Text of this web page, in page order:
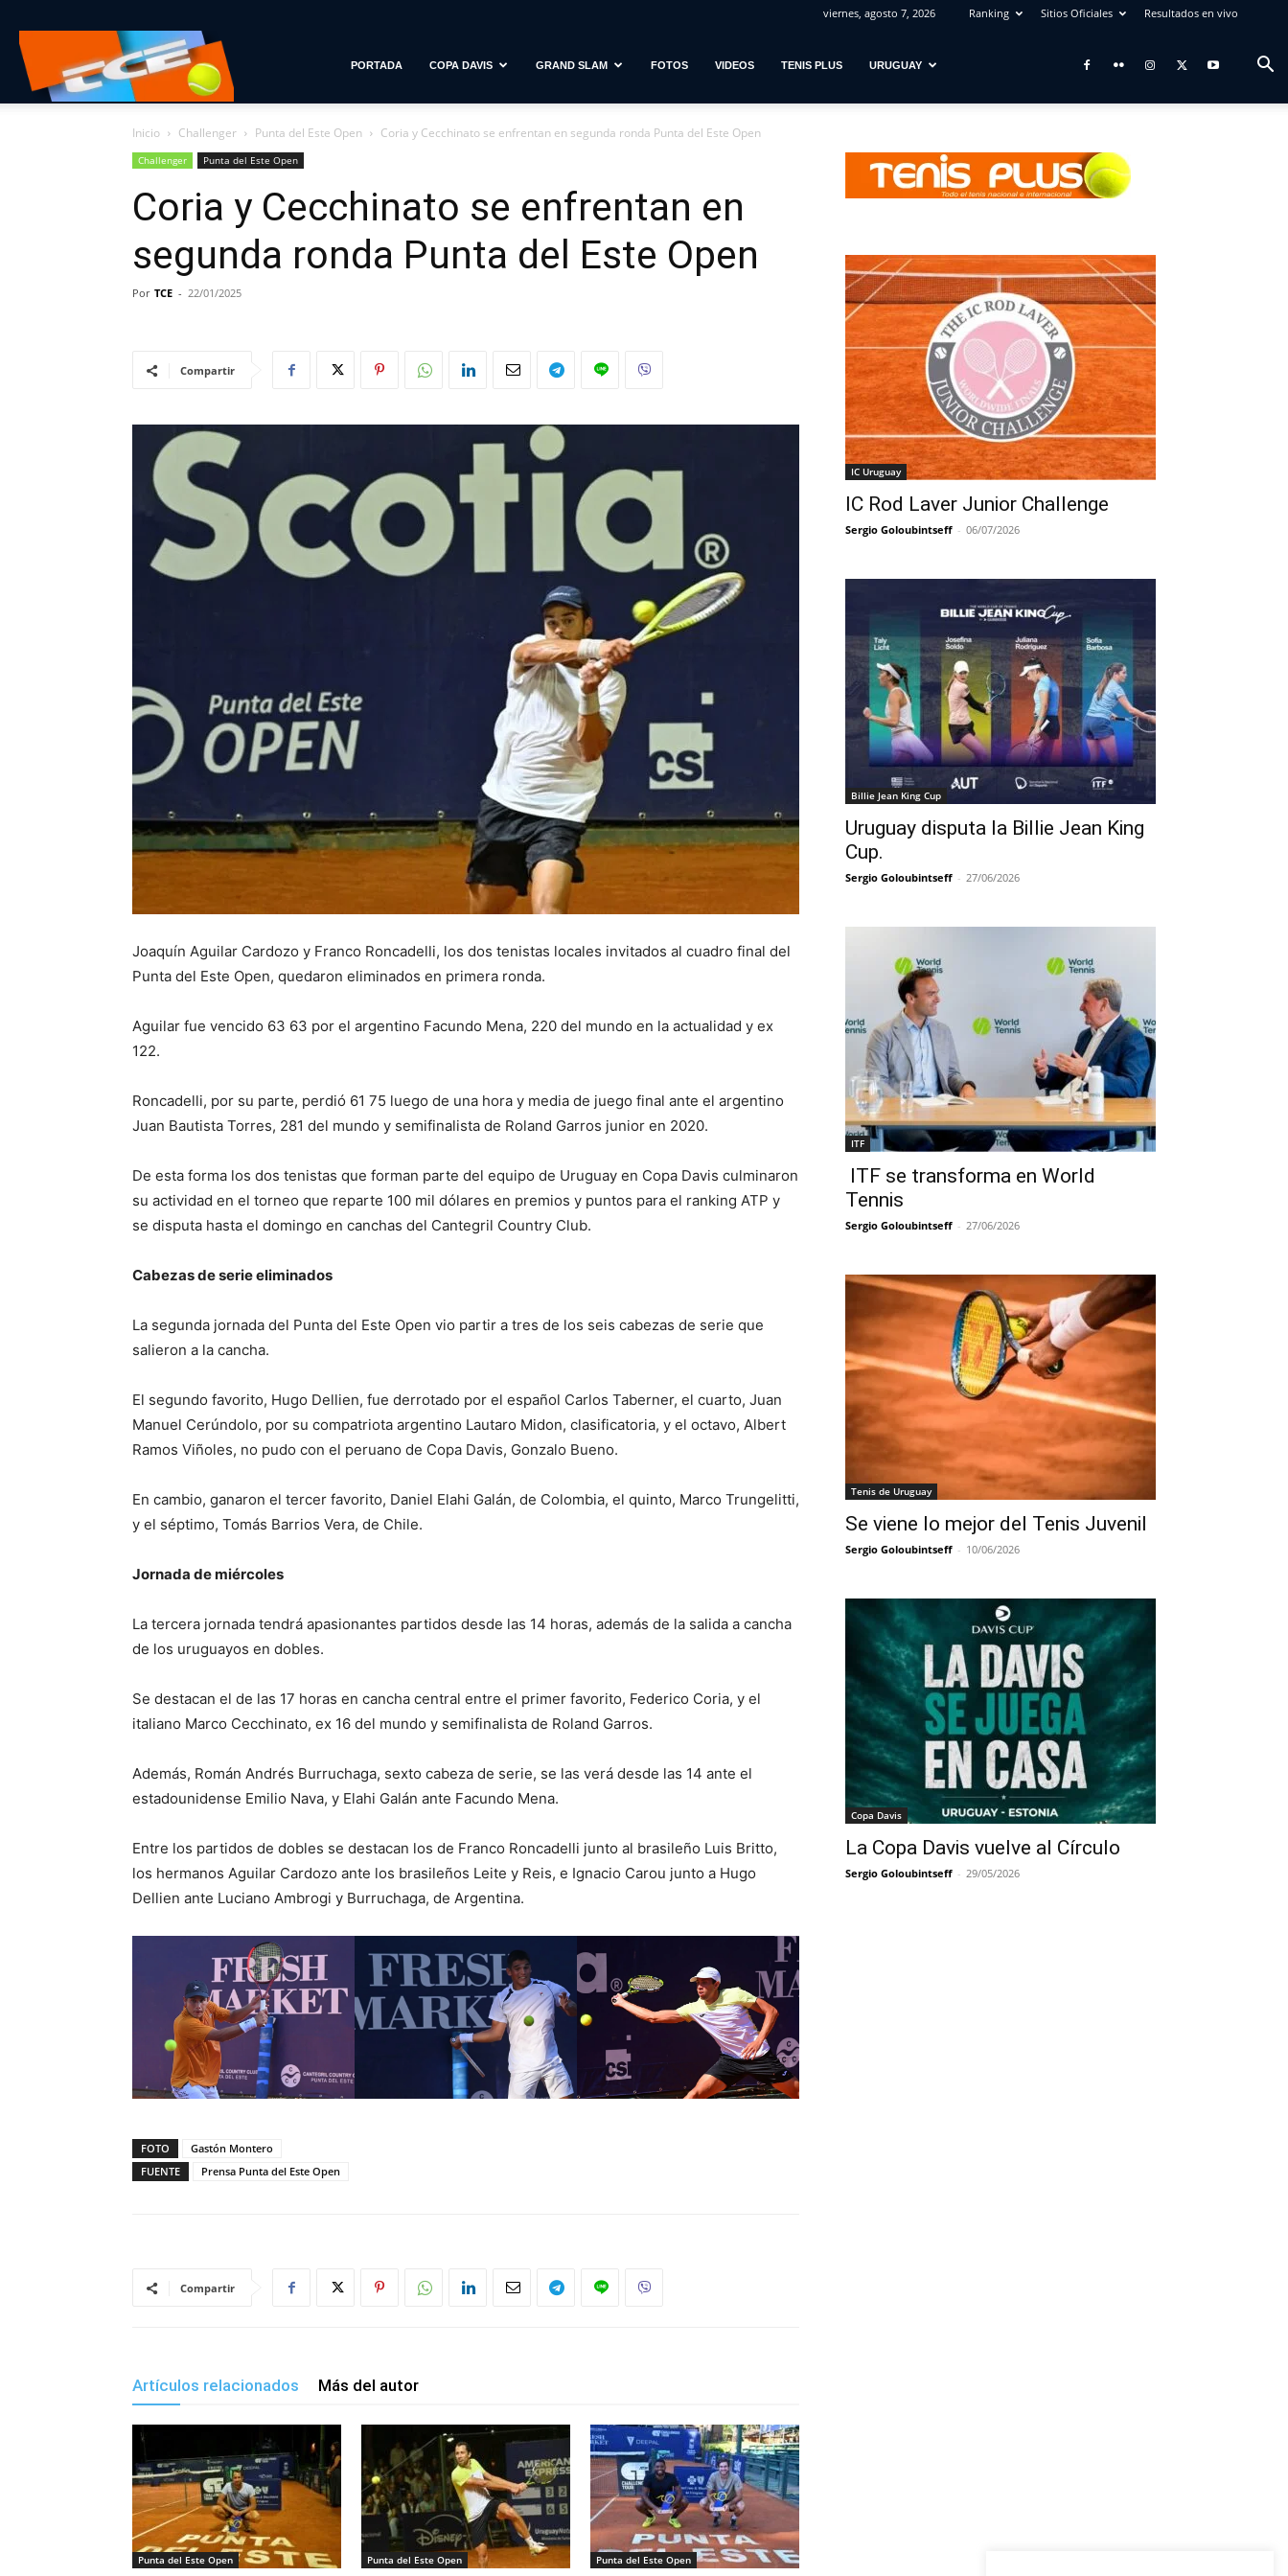
viernes, agosto 7, 2026 Ranking Sitios Oficiales Resultados en vivo
con
Estilo
PORTADA COPA DAVIS GRAND SLAM FOTOS VIDEOS TENIS PLUS URUGUAY
Inicio Challenger Punta del Este Open Coria y Cecchinato se enfrentan en segunda ronda Punta del Este Open
Challenger Punta del Este Open
Coria y Cecchinato se enfrentan en
segunda ronda Punta del Este Open
Por TCE - 22/01/2025
Compartir
Joaquín Aguilar Cardozo y Franco Roncadelli, los dos tenistas locales invitados al cuadro final del
Punta del Este Open, quedaron eliminados en primera ronda.
Aguilar fue vencido 63 63 por el argentino Facundo Mena, 220 del mundo en la actualidad y ex
122.
Roncadelli, por su parte, perdió 61 75 luego de una hora y media de juego final ante el argentino
Juan Bautista Torres, 281 del mundo y semifinalista de Roland Garros junior en 2020.
De esta forma los dos tenistas que forman parte del equipo de Uruguay en Copa Davis culminaron
su actividad en el torneo que reparte 100 mil dólares en premios y puntos para el ranking ATP y
se disputa hasta el domingo en canchas del Cantegril Country Club.
Cabezas de serie eliminados
La segunda jornada del Punta del Este Open vio partir a tres de los seis cabezas de serie que
salieron a la cancha.
El segundo favorito, Hugo Dellien, fue derrotado por el español Carlos Taberner, el cuarto, Juan
Manuel Cerúndolo, por su compatriota argentino Lautaro Midon, clasificatoria, y el octavo, Albert
Ramos Viñoles, no pudo con el peruano de Copa Davis, Gonzalo Bueno.
En cambio, ganaron el tercer favorito, Daniel Elahi Galán, de Colombia, el quinto, Marco Trungelitti,
y el séptimo, Tomás Barrios Vera, de Chile.
Jornada de miércoles
La tercera jornada tendrá apasionantes partidos desde las 14 horas, además de la salida a cancha
de los uruguayos en dobles.
Se destacan el de las 17 horas en cancha central entre el primer favorito, Federico Coria, y el
italiano Marco Cecchinato, ex 16 del mundo y semifinalista de Roland Garros.
Además, Román Andrés Burruchaga, sexto cabeza de serie, se las verá desde las 14 ante el
estadounidense Emilio Nava, y Elahi Galán ante Facundo Mena.
Entre los partidos de dobles se destacan los de Franco Roncadelli junto al brasileño Luis Britto,
los hermanos Aguilar Cardozo ante los brasileños Leite y Reis, e Ignacio Carou junto a Hugo
Dellien ante Luciano Ambrogi y Burruchaga, de Argentina.
FOTO
Gastón Montero
FUENTE
Prensa Punta del Este Open
Compartir
Artículos relacionados Más del autor
Punta del Este Open Punta del Este Open Punta del Este Open
IC Uruguay
IC Rod Laver Junior Challenge
Sergio Goloubintseff - 06/07/2026
Billie Jean King Cup
Uruguay disputa la Billie Jean King
Cup.
Sergio Goloubintseff - 27/06/2026
ITF
ITF se transforma en World
Tennis
Sergio Goloubintseff - 27/06/2026
Tenis de Uruguay
Se viene lo mejor del Tenis Juvenil
Sergio Goloubintseff - 10/06/2026
Copa Davis
La Copa Davis vuelve al Círculo
Sergio Goloubintseff - 29/05/2026